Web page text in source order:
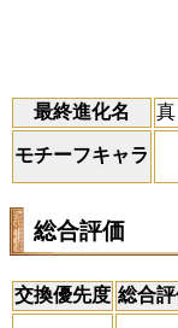
最終進化名
モチーフキャラ
総合評価
交換優先度 総合